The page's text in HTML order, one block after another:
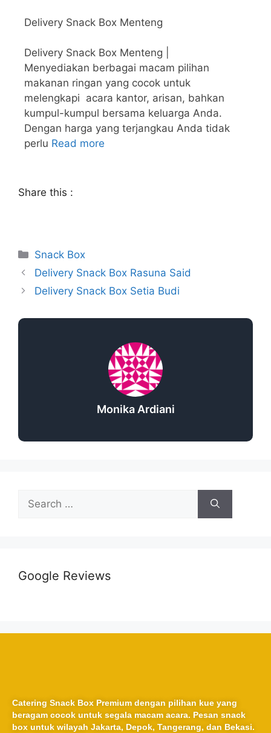
Delivery Snack Box Menteng
Delivery Snack Box Menteng |
Menyediakan berbagai macam pilihan
makanan ringan yang cocok untuk
melengkapi acara kantor, arisan, bahkan
kumpul-kumpul bersama keluarga Anda.
Dengan harga yang terjangkau Anda tidak
perlu Read more
Share this :
Snack Box
Delivery Snack Box Rasuna Said
Delivery Snack Box Setia Budi
Monika Ardiani
Google Reviews
Catering Snack Box Premium dengan pilihan kue yang
beragam cocok untuk segala macam acara. Pesan snack
box untuk wilayah Jakarta, Depok, Tangerang, dan Bekasi.